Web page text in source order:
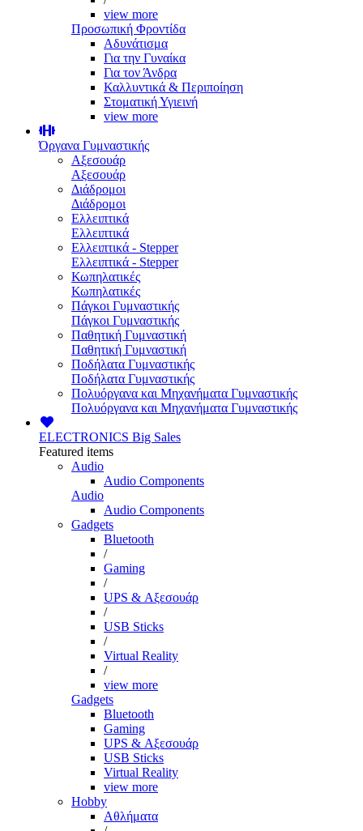
view more
Προσωπική Φροντίδα
Αδυνάτισμα
Για την Γυναίκα
Για τον Άνδρα
Καλλυντικά & Περιποίηση
Στοματική Υγιεινή
view more
Όργανα Γυμναστικής
Αξεσουάρ
Αξεσουάρ
Διάδρομοι
Διάδρομοι
Ελλειπτικά
Ελλειπτικά
Ελλειπτικά - Stepper
Ελλειπτικά - Stepper
Κωπηλατικές
Κωπηλατικές
Πάγκοι Γυμναστικής
Πάγκοι Γυμναστικής
Παθητική Γυμναστική
Παθητική Γυμναστική
Ποδήλατα Γυμναστικής
Ποδήλατα Γυμναστικής
Πολυόργανα και Μηχανήματα Γυμναστικής
Πολυόργανα και Μηχανήματα Γυμναστικής
ELECTRONICS Big Sales
Featured items
Audio
Audio Components
Audio
Audio Components
Gadgets
Bluetooth
/
Gaming
/
UPS & Αξεσουάρ
/
USB Sticks
/
Virtual Reality
/
view more
Gadgets
Bluetooth
Gaming
UPS & Αξεσουάρ
USB Sticks
Virtual Reality
view more
Hobby
Αθλήματα